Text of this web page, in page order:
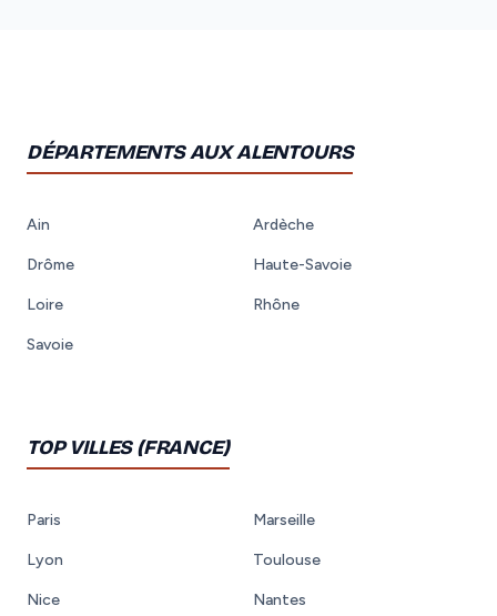
DÉPARTEMENTS AUX ALENTOURS
Ain Ardèche
Drôme Haute-Savoie
Loire Rhône
Savoie
TOP VILLES (FRANCE)
Paris Marseille
Lyon Toulouse
Nice Nantes